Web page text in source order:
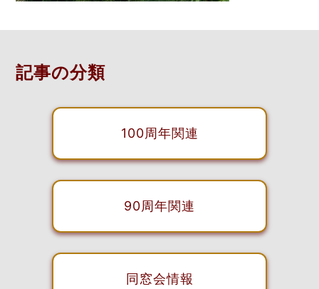
記事の分類
100周年関連
90周年関連
同窓会情報